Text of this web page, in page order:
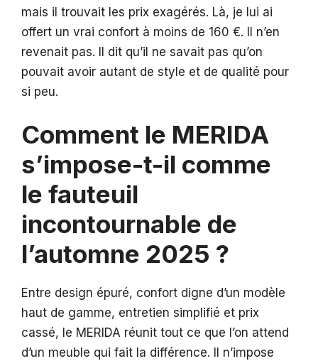
mais il trouvait les prix exagérés. Là, je lui ai
offert un vrai confort à moins de 160 €. Il n’en
revenait pas. Il dit qu’il ne savait pas qu’on
pouvait avoir autant de style et de qualité pour
si peu.
Comment le MERIDA
s’impose-t-il comme
le fauteuil
incontournable de
l’automne 2025 ?
Entre design épuré, confort digne d’un modèle
haut de gamme, entretien simplifié et prix
cassé, le MERIDA réunit tout ce que l’on attend
d’un meuble qui fait la différence. Il n’impose